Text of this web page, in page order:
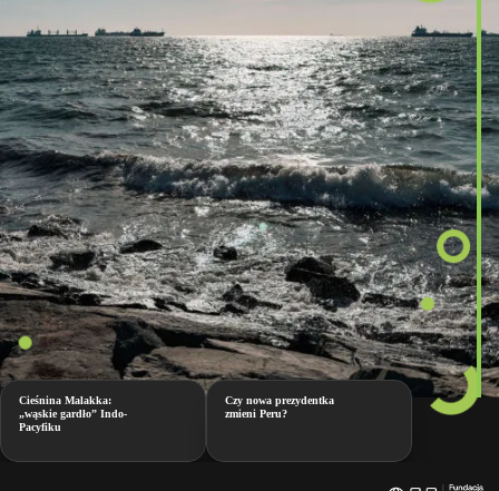
Cieśnina Malakka:
„wąskie gardło” Indo-
Pacyfiku
Czy nowa prezydentka
zmieni Peru?